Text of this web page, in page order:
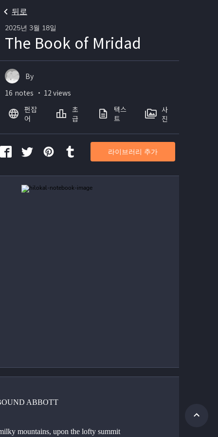
뒤로
2025년 3월 18일
The Book of Mridad
ABBOTT
mountains, upon the lofty summit
By
16 notes ・ 12 views
펀잡
어
초
급
텍스
트
사
진
라이브러리 추가